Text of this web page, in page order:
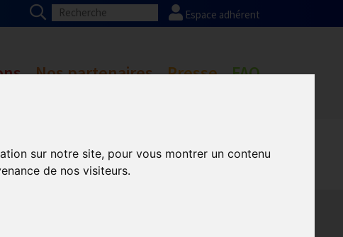
sur notre site, pour vous montrer un contenu
de nos visiteurs.
Espace adhérent
Nos partenaires Presse FAQ